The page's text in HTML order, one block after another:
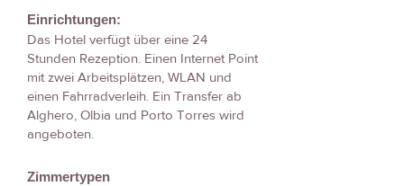
Einrichtungen:
Das Hotel verfügt über eine 24
Stunden Rezeption. Einen Internet Point
mit zwei Arbeitsplätzen, WLAN und
einen Fahrradverleih. Ein Transfer ab
Alghero, Olbia und Porto Torres wird
angeboten.
Zimmertypen